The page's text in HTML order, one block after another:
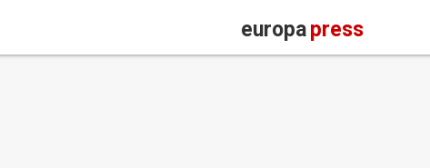
europapress